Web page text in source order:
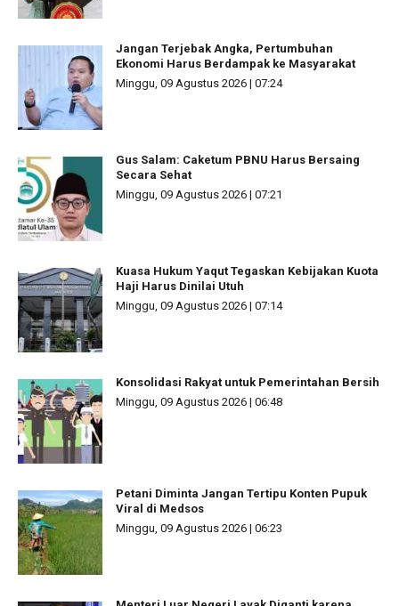
Jangan Terjebak Angka, Pertumbuhan
Ekonomi Harus Berdampak ke Masyarakat
Minggu, 09 Agustus 2026 | 07:24
Gus Salam: Caketum PBNU Harus Bersaing
Secara Sehat
Minggu, 09 Agustus 2026 | 07:21
Kuasa Hukum Yaqut Tegaskan Kebijakan Kuota
Haji Harus Dinilai Utuh
Minggu, 09 Agustus 2026 | 07:14
Konsolidasi Rakyat untuk Pemerintahan Bersih
Minggu, 09 Agustus 2026 | 06:48
Petani Diminta Jangan Tertipu Konten Pupuk
Viral di Medsos
Minggu, 09 Agustus 2026 | 06:23